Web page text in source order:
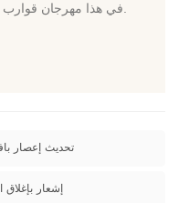
في هذا مهرجان قوارب التنين، نحن معًا — وكذلك السعادة.
تحديث إعصار
إشعار